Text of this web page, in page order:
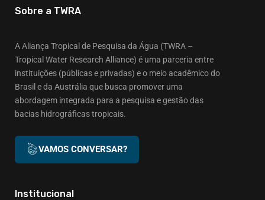
Sobre a TWRA
A Aliança Tropical de Pesquisa da Água (TWRA –
Tropical Water Research Alliance) é uma parceria entre
instituições (públicas e privadas) e o meio acadêmico do
Brasil e da Austrália que busca promover uma
abordagem integrada para a pesquisa e gestão das
bacias hidrográficas tropicais.
VAMOS CONVERSAR?
Institucional